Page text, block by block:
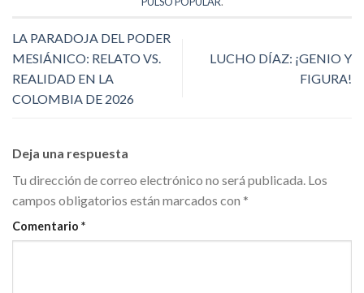
LA PARADOJA DEL PODER
MESIÁNICO: RELATO VS.
REALIDAD EN LA
COLOMBIA DE 2026
LUCHO DÍAZ: ¡GENIO Y
FIGURA!
Deja una respuesta
Tu dirección de correo electrónico no será publicada. Los
campos obligatorios están marcados con *
Comentario *